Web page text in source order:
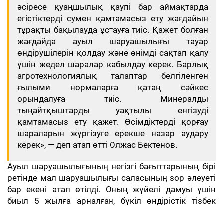
әсіресе қуаңшылық қаупі бар аймақтарда
егістіктерді сумен қамтамасыз ету жағдайын
тұрақты бақылауда ұстауға тиіс. Қажет болған
жағдайда ауыл шаруашылығы тауар
өндірушілерін қолдау және өнімді сақтап қалу
үшін жедел шаралар қабылдау керек. Барлық
агротехнологиялық талаптар белгіленген
ғылыми нормаларға қатаң сәйкес
орындалуға тиіс. Минералды
тыңайтқыштарды уақтылы енгізуді
қамтамасыз ету қажет. Өсімдіктерді қорғау
шараларын жүргізуге ерекше назар аудару
керек», — деп атап өтті Олжас Бектенов.
Ауыл шаруашылығының негізгі бағыттарының бірі
ретінде мал шаруашылығы саласының зор әлеуеті
бар екені атап өтілді. Оның жүйелі дамуы үшін
биыл 5 жылға арналған, бүкіл өндірістік тізбек